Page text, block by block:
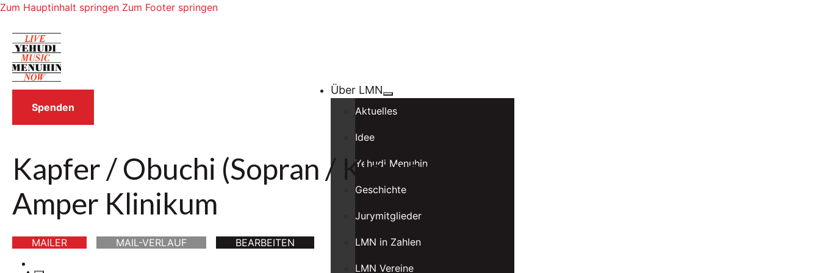
Zum Hauptinhalt springen Zum Footer springen
Über LMN
Aktuelles
Idee
Yehudi Menuhin
Geschichte
Jurymitglieder
LMN in Zahlen
LMN Vereine
Spenden
Kapfer / Obuchi (Sopran / Klavier); Isar-
Amper Klinikum
MAILER MAIL-VERLAUF BEARBEITEN